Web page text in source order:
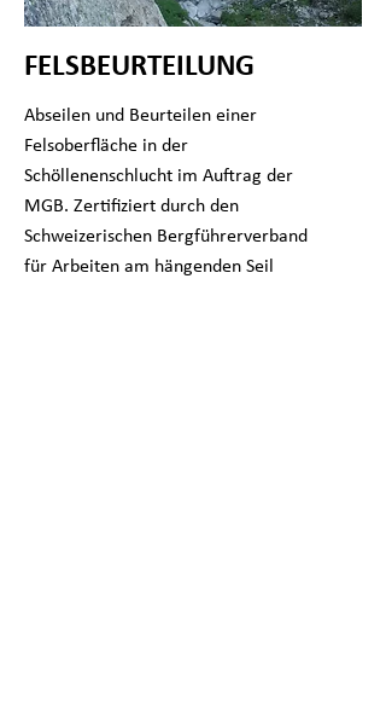
FELSBEURTEILUNG
Abseilen und Beurteilen einer
Felsoberfläche in der
Schöllenenschlucht im Auftrag der
MGB. Zertifiziert durch den
Schweizerischen Bergführerverband
für Arbeiten am hängenden Seil